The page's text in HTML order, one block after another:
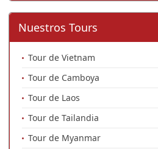
Nuestros Tours
Tour de Vietnam
Tour de Camboya
Tour de Laos
Tour de Tailandia
Tour de Myanmar